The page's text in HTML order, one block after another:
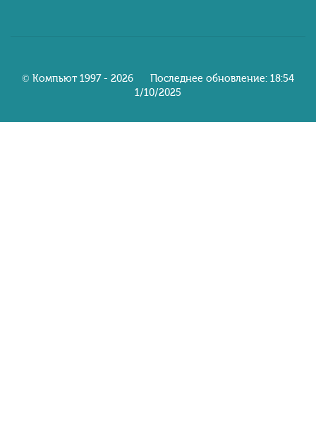
© Компьют 1997 - 2026 Последнее обновление: 18:54
1/10/2025